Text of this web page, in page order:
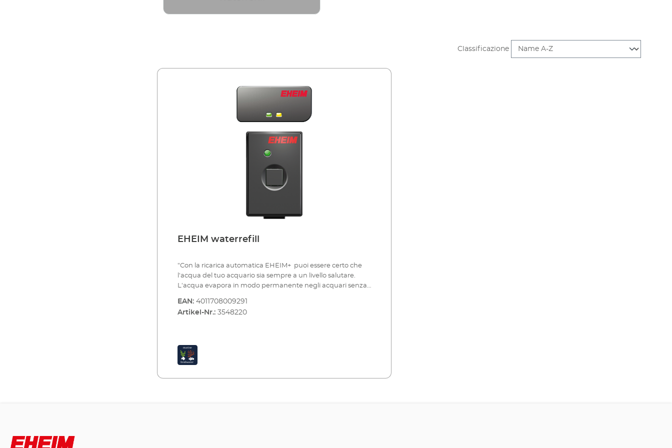
Classificazione
EHEIM waterrefill
"Con la ricarica automatica EHEIM+ puoi essere certo che
l'acqua del tuo acquario sia sempre a un livello salutare.
L'acqua evapora in modo permanente negli acquari senza
fatto che nell'acqua si concentrano sostanze nocive (come i
aumenti (densità). EHEIM Refill+ ricarica automaticamente
l'acqua evaporata. A tale scopo un sensore misura
costantemente il livello dell'acqua. È sufficiente posizionare
EAN: 4011708009291
Artikel-Nr.: 3548220